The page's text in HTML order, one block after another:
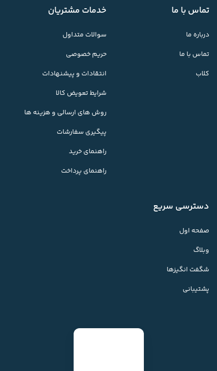
تماس با ما
درباره ما
تماس با ما
کلاب
خدمات مشتریان
سوالات متداول
حریم خصوصی
انتقادات و پیشنهادات
شرایط تعویض کالا
روش های ارسالی و هزینه ها
پیگیری سفارشات
راهنمای خرید
راهنمای پرداخت
دسترسی سریع
صفحه اول
وبلاگ
شگفت انگیزها
پشتیبانی